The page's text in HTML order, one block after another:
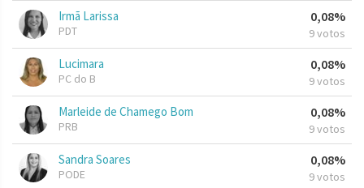
Irmã Larissa
PDT
0,08%
9 votos
Lucimara
PC do B
0,08%
9 votos
Marleide de Chamego Bom
PRB
0,08%
9 votos
Sandra Soares
PODE
0,08%
9 votos